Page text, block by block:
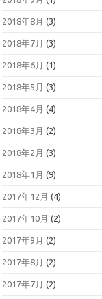
2018年8月 (3)
2018年7月 (3)
2018年6月 (1)
2018年5月 (3)
2018年4月 (4)
2018年3月 (2)
2018年2月 (3)
2018年1月 (9)
2017年12月 (4)
2017年10月 (2)
2017年9月 (2)
2017年8月 (2)
2017年7月 (2)